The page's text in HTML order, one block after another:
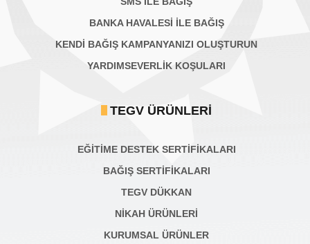
BANKA HAVALESİ İLE BAĞIŞ
KENDİ BAĞIŞ KAMPANYANIZI OLUŞTURUN
YARDIMSEVERLİK KOŞULARI
TEGV ÜRÜNLERI
EĞİTİME DESTEK SERTİFİKALARI
BAĞIŞ SERTIFIKALARI
TEGV DÜKKAN
NİKAH ÜRÜNLERİ
KURUMSAL ÜRÜNLER